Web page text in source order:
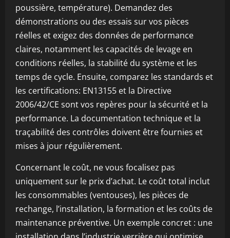
poussière, température). Demandez des
démonstrations ou des essais sur vos pièces
réelles et exigez des données de performance
claires, notamment les capacités de levage en
conditions réelles, la stabilité du système et les
temps de cycle. Ensuite, comparez les standards et
les certifications: EN13155 et la Directive
2006/42/CE sont vos repères pour la sécurité et la
performance. La documentation technique et la
traçabilité des contrôles doivent être fournies et
mises à jour régulièrement.
Concernant le coût, ne vous focalisez pas
uniquement sur le prix d’achat. Le coût total inclut
les consommables (ventouses), les pièces de
rechange, l’installation, la formation et les coûts de
maintenance préventive. Un exemple concret : une